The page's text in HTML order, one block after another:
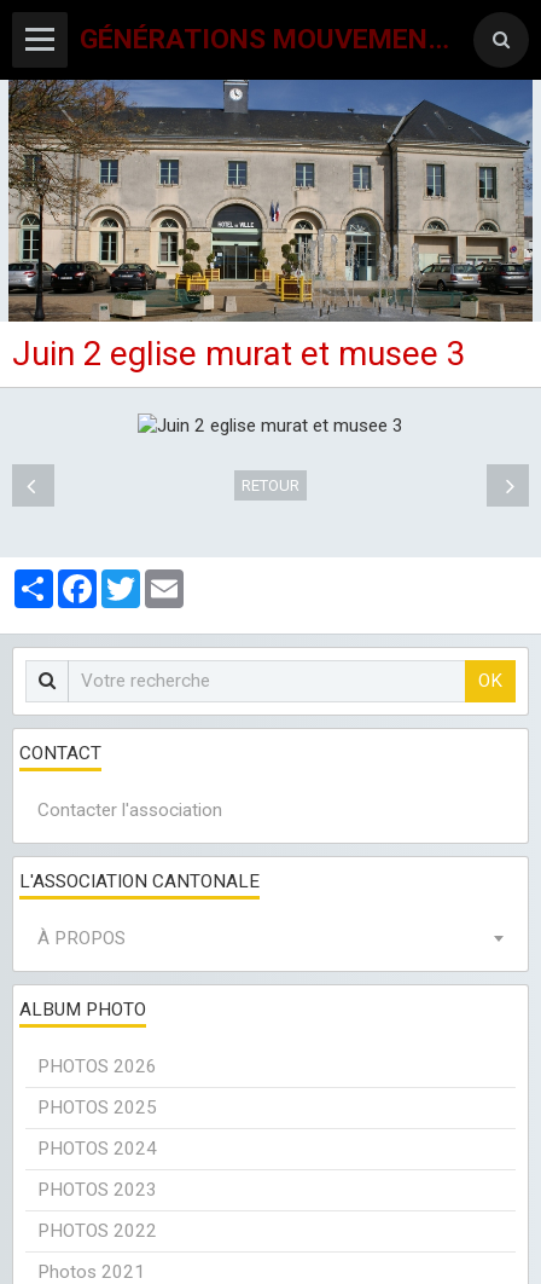
GÉNÉRATIONS MOUVEMENT INTERCLUBS CHAMPAGNE CONLINOISE
ACCUEIL
CANTON-ACTIVITES
AGENDA PAR ACTIVITE
LES CLUBS
Juin 2 eglise murat et musee 3
RETOUR
PartagerFacebook
Twitter
OK
CONTACT
Contacter l'association
L'ASSOCIATION CANTONALE
À PROPOS
ALBUM PHOTO
PHOTOS 2026
PHOTOS 2025
PHOTOS 2024
PHOTOS 2023
PHOTOS 2022
Photos 2021